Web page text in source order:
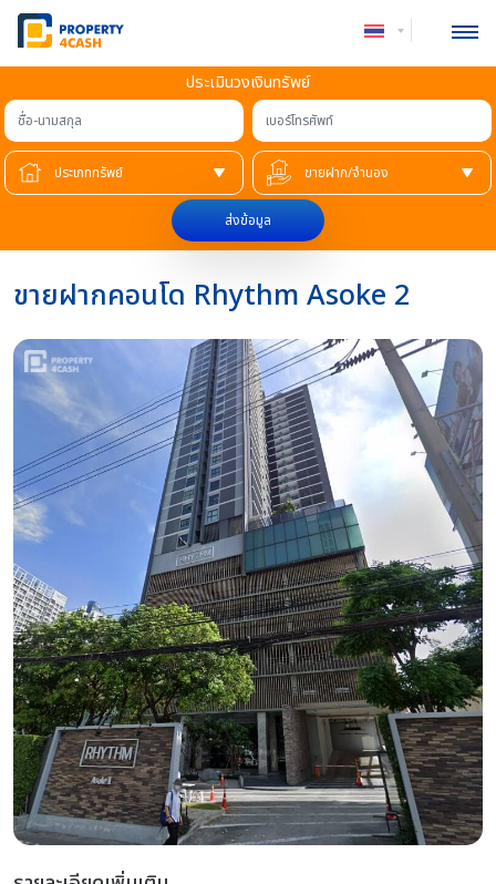
ประเมินวงเงินทรัพย์
ชื่อ-นามสกุล
เบอร์โทรศัพท์
ส่งข้อมูล
ขายฝากคอนโด Rhythm Asoke 2